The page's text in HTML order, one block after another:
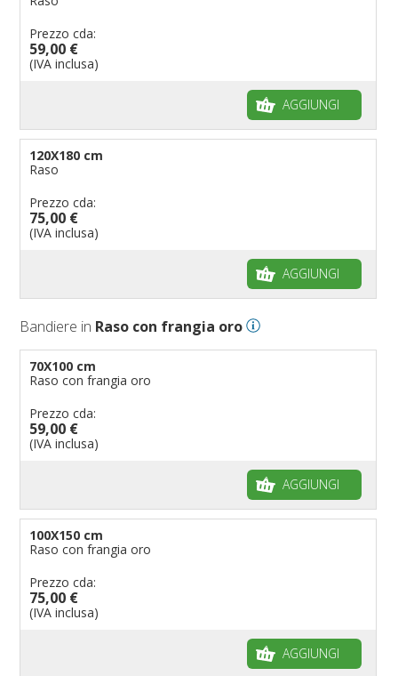
Prezzo cda:
59,00 €
(IVA inclusa)
AGGIUNGI
120X180 cm
Raso
Prezzo cda:
75,00 €
(IVA inclusa)
AGGIUNGI
Bandiere in Raso con frangia oro
70X100 cm
Raso con frangia oro
Prezzo cda:
59,00 €
(IVA inclusa)
AGGIUNGI
100X150 cm
Raso con frangia oro
Prezzo cda:
75,00 €
(IVA inclusa)
AGGIUNGI